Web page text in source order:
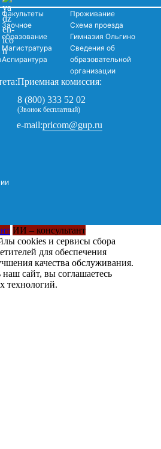
Факультеты
Заочное
образование
Магистратура
Аспирантура
Проживание
Схема проезда
Гимназия Ольгино
Сведения об
образовательной
организации
Приемная комиссия:
8 (800) 333 52 02
(Звонок бесплатный)
e-mail:pricom@gup.ru
ИИ – консультант
cookies и сервисы сбора
для обеспечения
качества обслуживания.
сайт, вы соглашаетесь
технологий.